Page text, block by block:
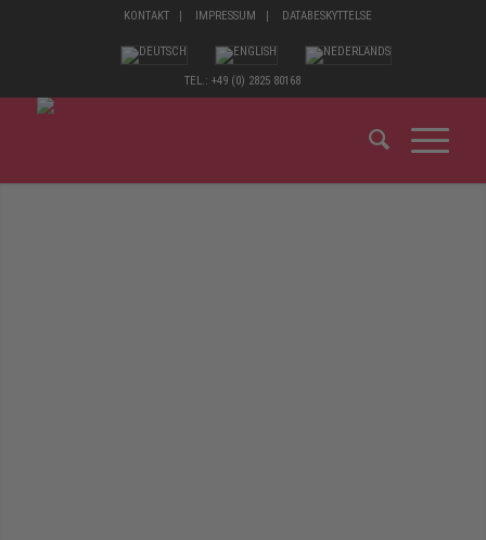
KONTAKT IMPRESSUM DATABESKYTTELSE
TEL.: +49 (0) 2825 80168